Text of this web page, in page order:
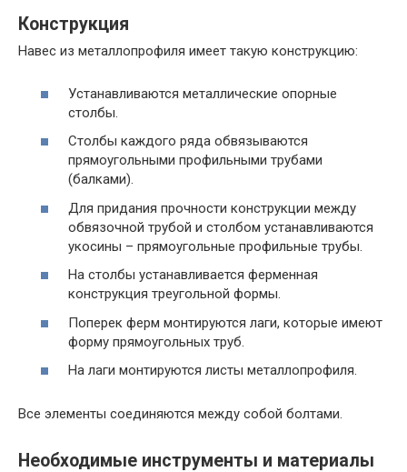
Конструкция
Навес из металлопрофиля имеет такую конструкцию:
Устанавливаются металлические опорные
столбы.
Столбы каждого ряда обвязываются
прямоугольными профильными трубами
(балками).
Для придания прочности конструкции между
обвязочной трубой и столбом устанавливаются
укосины – прямоугольные профильные трубы.
На столбы устанавливается ферменная
конструкция треугольной формы.
Поперек ферм монтируются лаги, которые имеют
форму прямоугольных труб.
На лаги монтируются листы металлопрофиля.
Все элементы соединяются между собой болтами.
Необходимые инструменты и материалы